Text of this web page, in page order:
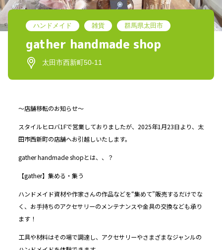
ハンドメイド 雑貨 群馬県太田市
gather handmade shop
太田市西新町50-11
〜店舗移転のお知らせ〜
スタイルヒロバ1Fで営業しておりましたが、2025年1月23日より、太
田市西新町の店舗へお引越しいたします。
gather handmade shopとは、、？
【gather】集める・集う
ハンドメイド資材や作家さんの作品などを“集めて”販売するだけでな
く、お手持ちのアクセサリーのメンテナンスや金具の交換なども承り
ます！
工具や材料はその場で調達し、アクセサリーやさまざまなジャンルの